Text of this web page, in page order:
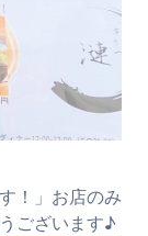
！」お店のみ
ございます♪